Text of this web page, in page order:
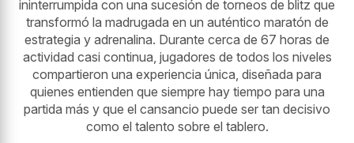
ininterrumpida con una sucesión de torneos de blitz que
transformó la madrugada en un auténtico maratón de
estrategia y adrenalina. Durante cerca de 67 horas de
actividad casi continua, jugadores de todos los niveles
compartieron una experiencia única, diseñada para
quienes entienden que siempre hay tiempo para una
partida más y que el cansancio puede ser tan decisivo
como el talento sobre el tablero.